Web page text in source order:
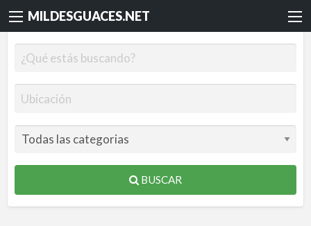
MILDESGUACES.NET
BUSCAR